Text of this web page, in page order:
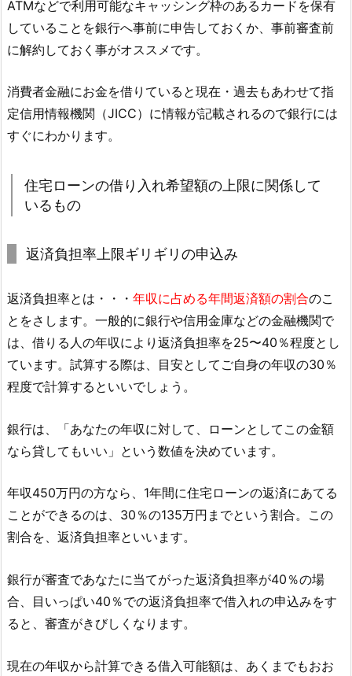
ATMなどで利用可能なキャッシング枠のあるカードを保有
していることを銀行へ事前に申告しておくか、事前審査前
に解約しておく事がオススメです。
消費者金融にお金を借りていると現在・過去もあわせて指
定信用情報機関（JICC）に情報が記載されるので銀行には
すぐにわかります。
住宅ローンの借り入れ希望額の上限に関係して
いるもの
返済負担率上限ギリギリの申込み
返済負担率とは・・・ 年収に占める年間返済額の割合のこ
とをさします。一般的に銀行や信用金庫などの金融機関で
は、借りる人の年収により返済負担率を25〜40％程度とし
ています。試算する際は、目安としてご自身の年収の30％
程度で計算するといいでしょう。
銀行は、「あなたの年収に対して、ローンとしてこの金額
なら貸してもいい」という数値を決めています。
年収450万円の方なら、1年間に住宅ローンの返済にあてる
ことができるのは、30％の135万円までという割合。この
割合を、返済負担率といいます。
銀行が審査であなたに当てがった返済負担率が40％の場
合、目いっぱい40％での返済負担率で借入れの申込みをす
ると、審査がきびしくなります。
現在の年収から計算できる借入可能額は、あくまでもおお